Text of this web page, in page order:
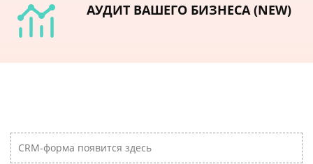
АУДИТ ВАШЕГО БИЗНЕСА (NEW)
CRM-форма появится здесь